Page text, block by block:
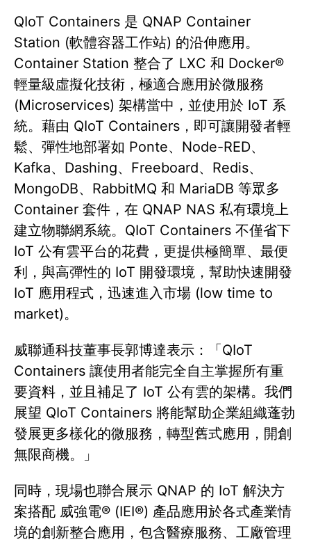
QIoT Containers 是 QNAP Container
Station (軟體容器工作站) 的沿伸應用。
Container Station 整合了 LXC 和 Docker®
輕量級虛擬化技術，極適合應用於微服務
(Microservices) 架構當中，並使用於 IoT 系
統。藉由 QIoT Containers，即可讓開發者輕
鬆、彈性地部署如 Ponte、Node-RED、
Kafka、Dashing、Freeboard、Redis、
MongoDB、RabbitMQ 和 MariaDB 等眾多
Container 套件，在 QNAP NAS 私有環境上
建立物聯網系統。QIoT Containers 不僅省下
IoT 公有雲平台的花費，更提供極簡單、最便
利，與高彈性的 IoT 開發環境，幫助快速開發
IoT 應用程式，迅速進入市場 (low time to
market)。
威聯通科技董事長郭博達表示：「QIoT
Containers 讓使用者能完全自主掌握所有重
要資料，並且補足了 IoT 公有雲的架構。我們
展望 QIoT Containers 將能幫助企業組織蓬勃
發展更多樣化的微服務，轉型舊式應用，開創
無限商機。」
同時，現場也聯合展示 QNAP 的 IoT 解決方
案搭配 威強電® (IEI®) 產品應用於各式產業情
境的創新整合應用，包含醫療服務、工廠管理